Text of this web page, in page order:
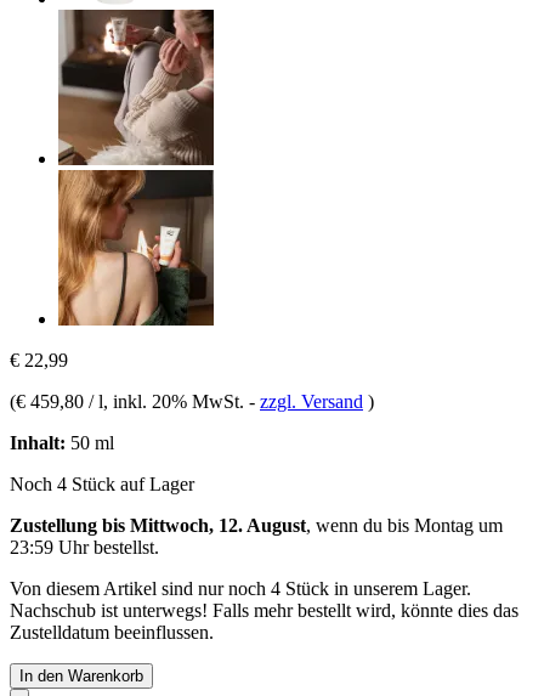
€ 22,99
(€ 459,80 / l, inkl. 20% MwSt. - zzgl. Versand )
Inhalt: 50 ml
Noch 4 Stück auf Lager
Zustellung bis Mittwoch, 12. August, wenn du bis Montag um
23:59 Uhrbestellst.
Von diesem Artikel sind nur noch 4 Stück in unserem Lager.
Nachschub ist unterwegs! Falls mehr bestellt wird, könnte dies das
Zustelldatum beeinflussen.
In den Warenkorb